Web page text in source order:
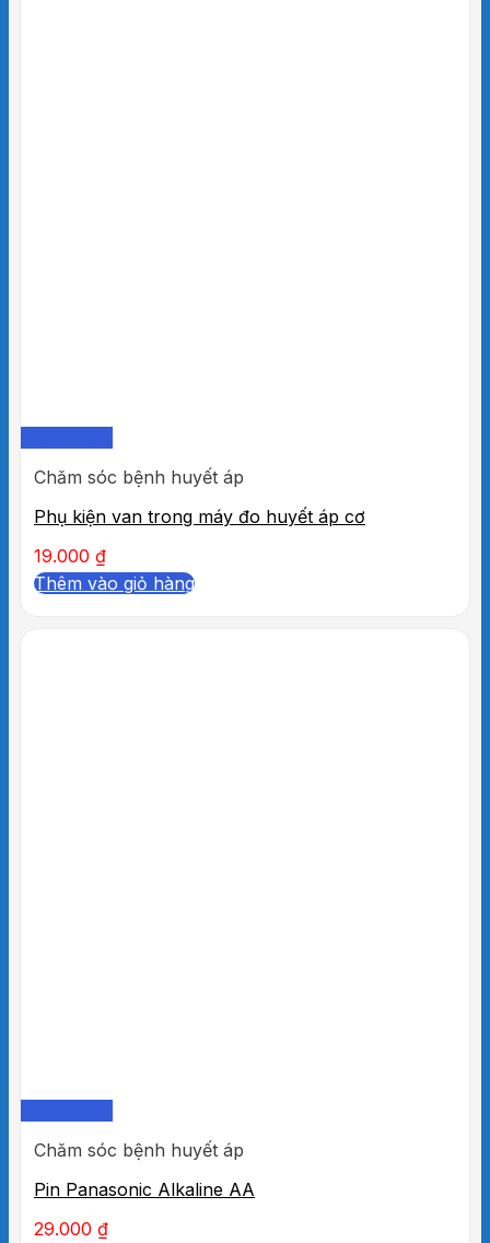
Chăm sóc bệnh huyết áp
Phụ kiện van trong máy đo huyết áp cơ
19.000 ₫
Thêm vào giỏ hàng
Chăm sóc bệnh huyết áp
Pin Panasonic Alkaline AA
29.000 ₫